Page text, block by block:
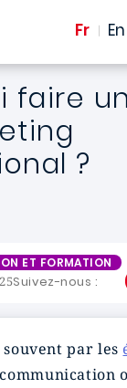
Fr En
faire
?
ET FORMATION
Suivez-nous :
par les